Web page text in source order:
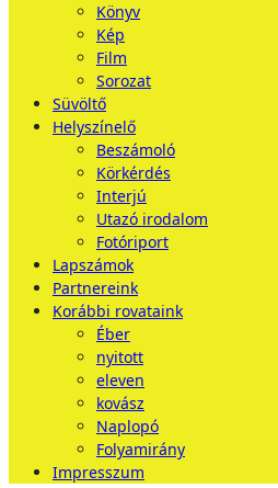
Könyv
Kép
Film
Sorozat
Süvöltő
Helyszínelő
Beszámoló
Körkérdés
Interjú
Utazó irodalom
Fotóriport
Lapszámok
Partnereink
Korábbi rovataink
Éber
nyitott
eleven
kovász
Naplopó
Folyamirány
Impresszum